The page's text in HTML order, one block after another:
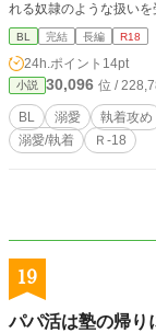
れる奴隷のような扱い
ない。政府が決めた収容
をしている裏での労働力とし
頃に両親と別れ、政府組
されたS級タビアであ
はかけ離れた生活をしていた。 「あ…ぁりがとう、ごじゃい
語なまりとS級センチネ
かれる。 彼とならセン
BL 完結 長編 R18
24h.ポイント 14pt
小説 30,096 位 /
BL 溺愛 執着攻め
溺愛/執着
Ｒ-18
19
パパ活は塾の帰り